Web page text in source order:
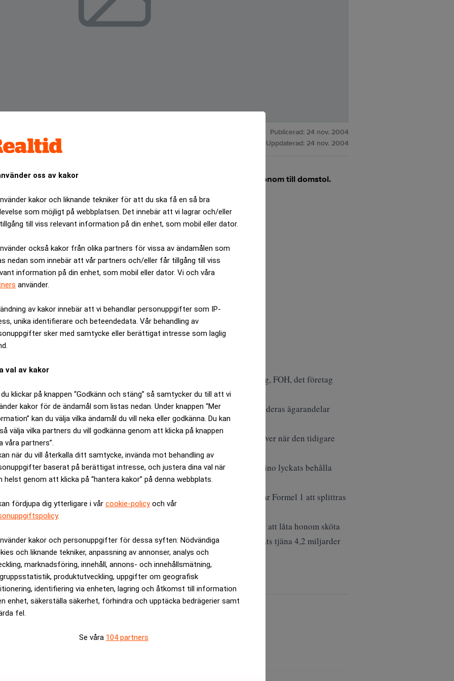
oss av kakor
kakor och liknande tekniker för att du ska få en så bra
som möjligt på webbplatsen. Det innebär att vi lagrar och/eller
till viss relevant information på din enhet, som mobil eller dator.
också kakor från olika partners för vissa av ändamålen som
nedan som innebär att vår partners och/eller får tillgång till viss
information på din enhet, som mobil eller dator. Vi och våra
använder.
av kakor innebär att vi behandlar personuppgifter som IP-
unika identifierare och beteendedata. Vår behandling av
sker med samtycke eller berättigat intresse som laglig
val av kakor
klickar på knappen “Godkänn och stäng” så samtycker du till att vi
kakor för de ändamål som listas nedan. Under knappen “Mer
kan du välja vilka ändamål du vill neka eller godkänna. Du kan
välja vilka partners du vill godkänna genom att klicka på knappen
våra partners”.
när du vill återkalla ditt samtycke, invända mot behandling av
baserat på berättigat intresse, och justera dina val när
helst genom att klicka på “hantera kakor” på denna webbplats.
fördjupa dig ytterligare i vår cookie-policyoch vår
.
kakor och personuppgifter för dessa syften: Nödvändiga
och liknande tekniker, anpassning av annonser, analys och
marknadsföring, innehåll, annons- och innehållsmätning,
produktutveckling, uppgifter om geografisk
identifiering via enheten, lagring och åtkomst till information
enhet, säkerställa säkerhet, förhindra och upptäcka bedrägerier samt
fel.
Se våra 104 partners
Publicerad: 24 nov. 2004
Uppdaterad: 24 nov. 2004
över Formel1 i en kamp med majoritetsägarna, som nu tar honom till domstol.
ANNONS
Formel 1-cirkusen genom en minoritetspost i Formula One Holding, FOH, det företag
kring Formel 1.
Bernie Ecclestone för att inte ge dem den representation i styrelsen som deras ägarandelar
Landesbank äger 75 procent av FOH. Andelar som som de tog över när den tidigare
gick i konkurs.
äger 25 procent av FOH. Trots den relativt lilla andelen har Bambino lyckats behålla
domstol att ge dem kontroll över bolaget. Enligt Financial Times riskerar Formel 1 att splittras
över Formel1 under det tidiga 80-talet genom att övertala teamen att låta honom sköta
om sändningsrättigheterna. Genom sin kontroll av sporten har han lyckats tjäna 4,2 miljarder
är kostnadsfritt: Prenumerera